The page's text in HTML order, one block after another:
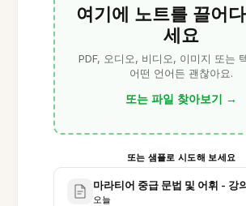
여기에 노트를 끌어
세요
PDF, 오디오, 비디오, 이미지 또는
어떤 언어든 괜찮아요.
또는 파일 찾아보기 →
또는 샘플로 시도해 보세요
마라티어 중급 문법 및 어휘 - 강
오늘